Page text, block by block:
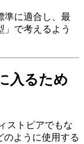
準に適合し、最
で考えるよう
入るため
ストピアでもな
のように使用する